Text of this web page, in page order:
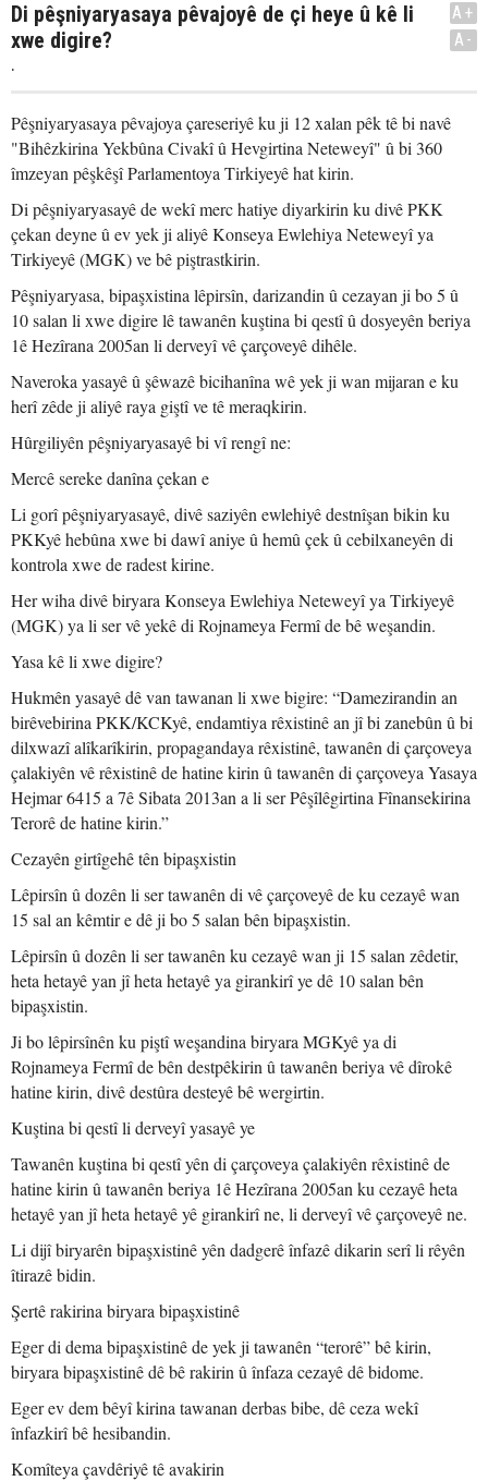
Di pêşniyaryasaya pêvajoyê de çi heye û kê li
xwe digire?
.
A+
A-
Pêşniyaryasaya pêvajoya çareseriyê ku ji 12 xalan pêk tê bi navê
"Bihêzkirina Yekbûna Civakî û Hevgirtina Neteweyî" û bi 360
îmzeyan pêşkêşî Parlamentoya Tirkiyeyê hat kirin.
Di pêşniyaryasayê de wekî merc hatiye diyarkirin ku divê PKK
çekan deyne û ev yek ji aliyê Konseya Ewlehiya Neteweyî ya
Tirkiyeyê (MGK) ve bê piştrastkirin.
Pêşniyaryasa, bipaşxistina lêpirsîn, darizandin û cezayan ji bo 5 û
10 salan li xwe digire lê tawanên kuştina bi qestî û dosyeyên beriya
1ê Hezîrana 2005an li derveyî vê çarçoveyê dihêle.
Naveroka yasayê û şêwazê bicihanîna wê yek ji wan mijaran e ku
herî zêde ji aliyê raya giştî ve tê meraqkirin.
Hûrgiliyên pêşniyaryasayê bi vî rengî ne:
Mercê sereke danîna çekan e
Li gorî pêşniyaryasayê, divê saziyên ewlehiyê destnîşan bikin ku
PKKyê hebûna xwe bi dawî aniye û hemû çek û cebilxaneyên di
kontrola xwe de radest kirine.
Her wiha divê biryara Konseya Ewlehiya Neteweyî ya Tirkiyeyê
(MGK) ya li ser vê yekê di Rojnameya Fermî de bê weşandin.
Yasa kê li xwe digire?
Hukmên yasayê dê van tawanan li xwe bigire: “Damezirandin an
birêvebirina PKK/KCKyê, endamtiya rêxistinê an jî bi zanebûn û bi
dilxwazî alîkarîkirin, propagandaya rêxistinê, tawanên di çarçoveya
çalakiyên vê rêxistinê de hatine kirin û tawanên di çarçoveya Yasaya
Hejmar 6415 a 7ê Sibata 2013an a li ser Pêşîlêgirtina Fînansekirina
Terorê de hatine kirin.”
Cezayên girtîgehê tên bipaşxistin
Lêpirsîn û dozên li ser tawanên di vê çarçoveyê de ku cezayê wan
15 sal an kêmtir e dê ji bo 5 salan bên bipaşxistin.
Lêpirsîn û dozên li ser tawanên ku cezayê wan ji 15 salan zêdetir,
heta hetayê yan jî heta hetayê ya girankirî ye dê 10 salan bên
bipaşxistin.
Ji bo lêpirsînên ku piştî weşandina biryara MGKyê ya di
Rojnameya Fermî de bên destpêkirin û tawanên beriya vê dîrokê
hatine kirin, divê destûra desteyê bê wergirtin.
Kuştina bi qestî li derveyî yasayê ye
Tawanên kuştina bi qestî yên di çarçoveya çalakiyên rêxistinê de
hatine kirin û tawanên beriya 1ê Hezîrana 2005an ku cezayê heta
hetayê yan jî heta hetayê yê girankirî ne, li derveyî vê çarçoveyê ne.
Li dijî biryarên bipaşxistinê yên dadgerê înfazê dikarin serî li rêyên
îtirazê bidin.
Şertê rakirina biryara bipaşxistinê
Eger di dema bipaşxistinê de yek ji tawanên “terorê” bê kirin,
biryara bipaşxistinê dê bê rakirin û înfaza cezayê dê bidome.
Eger ev dem bêyî kirina tawanan derbas bibe, dê ceza wekî
înfazkirî bê hesibandin.
Komîteya çavdêriyê tê avakirin